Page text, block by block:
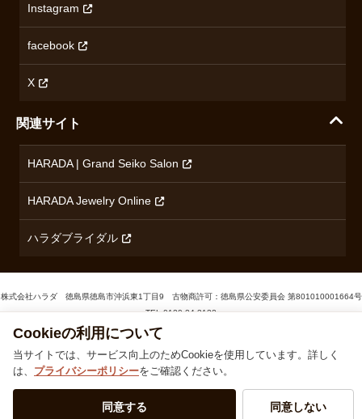
ロンジン
チューダー
ブランド一覧を見る
プライバシーポリシー
無断転載・商用利用について
コンテンツ制作ポリシーおよび生成AIの利用指針
Instagram
facebook
X
関連サイト
HARADA | Grand Seiko Salon
HARADA Jewelry Online
ハラダブライダル
株式会社ハラダ 徳島県徳島市沖浜東1丁目9 古物商許可：徳島県公安委員会 第801010001664号
TEL0120-24-3132
Cookieの利用について
当サイトでは、サービス向上のためCookieを使用しています。詳しく
は、 プライバシーポリシーをご確認ください。
同意する 同意しない